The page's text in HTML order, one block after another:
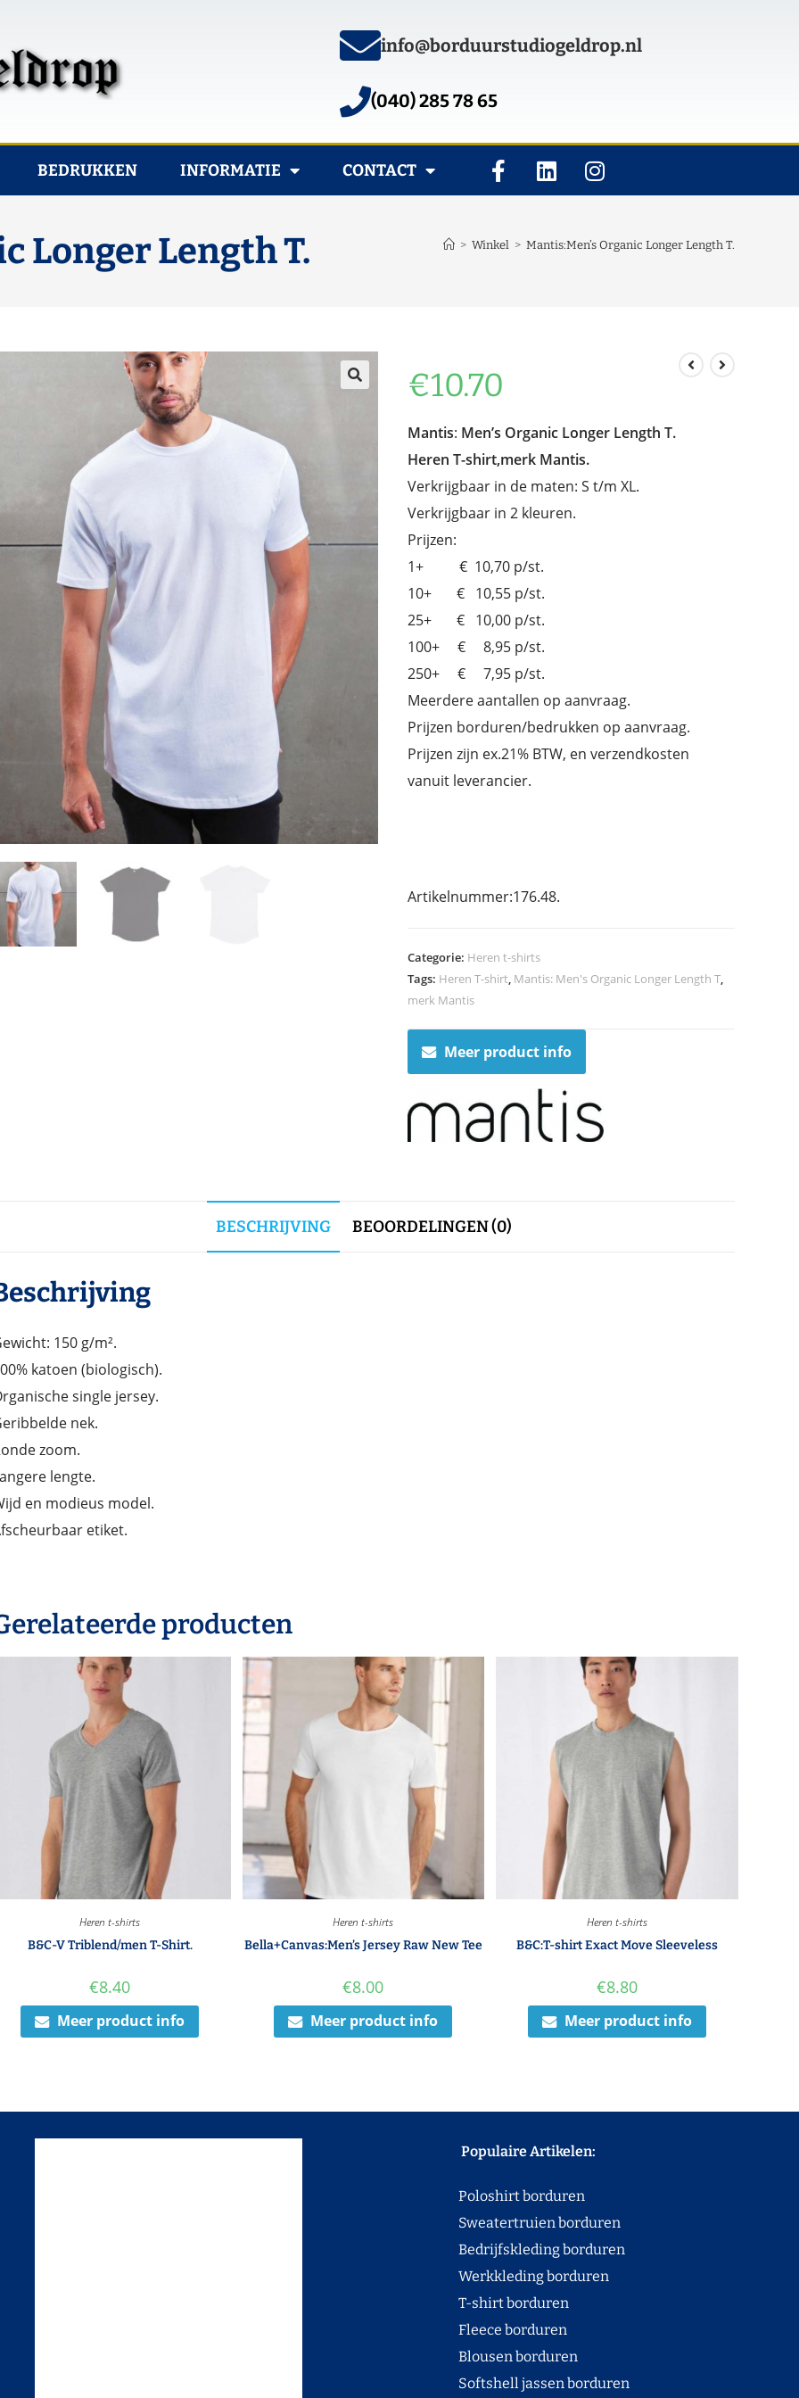
info@borduurstudiogeldrop.nl
(040) 285 78 65
BEDRUKKEN INFORMATIE CONTACT
Longer Length T. > Winkel > Mantis:Men’s Organic Longer Length T.
€10.70
Mantis: Men’s Organic Longer Length T.
Heren T-shirt,merk Mantis.
Verkrijgbaar in de maten: S t/m XL.
Verkrijgbaar in 2 kleuren.
Prijzen:
1+ € 10,70 p/st.
10+ € 10,55 p/st.
25+ € 10,00 p/st.
100+ € 8,95 p/st.
250+ € 7,95 p/st.
Meerdere aantallen op aanvraag.
Prijzen borduren/bedrukken op aanvraag.
Prijzen zijn ex.21% BTW, en verzendkosten
vanuit leverancier.
Artikelnummer:176.48.
Categorie: Heren t-shirts
Tags: Heren T-shirt, Mantis: Men's Organic Longer Length T,
merk Mantis
Meer product info
BESCHRIJVING BEOORDELINGEN (0)
150 g/m².
katoen (biologisch).
single jersey.
nek.
zoom.
lengte.
en modieus model.
etiket.
producten
Heren t-shirts
B&C-V Triblend/men T-Shirt.
€8.40
Meer product info
Heren t-shirts
Bella+Canvas:Men’s Jersey Raw New Tee
€8.00
Meer product info
Heren t-shirts
B&C:T-shirt Exact Move Sleeveless
€8.80
Meer product info
Populaire Artikelen:
Poloshirt borduren
Sweatertruien borduren
Bedrijfskleding borduren
Werkkleding borduren
T-shirt borduren
Fleece borduren
Blousen borduren
Softshell jassen borduren